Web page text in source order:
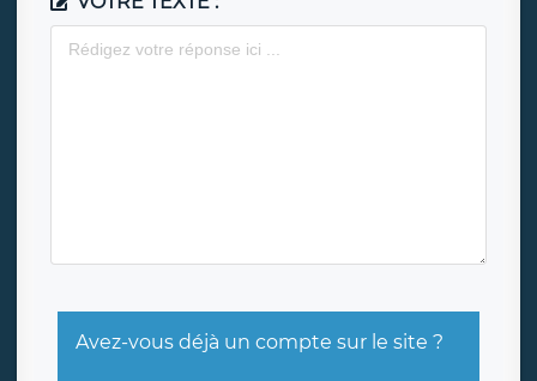
Avez-vous déjà un compte sur le site ?